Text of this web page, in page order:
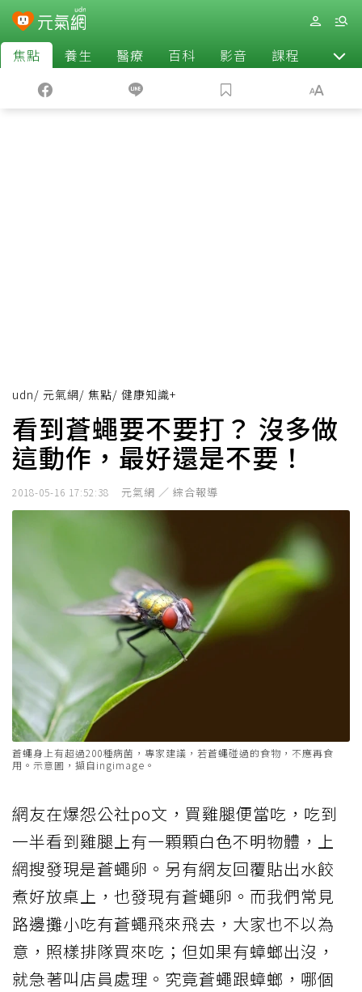
焦點 養生 醫療 百科 影音 課程 退休
udn/ 元氣網/ 焦點/ 健康知識+
看到蒼蠅要不要打？ 沒多做
這動作，最好還是不要！
2018-05-16 17:52:38 元氣網 ／ 綜合報導
蒼蠅身上有超過200種病菌，專家建議，若蒼蠅碰過的食物，不應再食
用。示意圖，擷自ingimage。
網友在爆怨公社po文，買雞腿便當吃，吃到
一半看到雞腿上有一顆顆白色不明物體，上
網搜發現是蒼蠅卵。另有網友回覆貼出水餃
煮好放桌上，也發現有蒼蠅卵。而我們常見
路邊攤小吃有蒼蠅飛來飛去，大家也不以為
意，照樣排隊買來吃；但如果有蟑螂出沒，
就急著叫店員處理。究竟蒼蠅跟蟑螂，哪個